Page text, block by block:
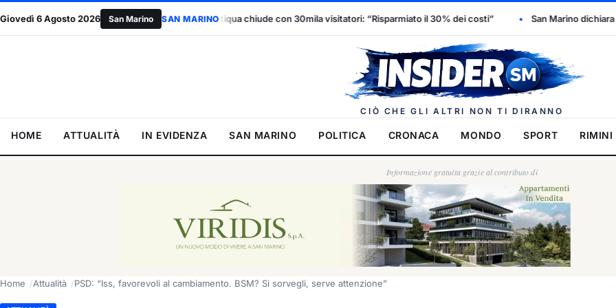
Giovedì 6 Agosto 2026 San Marino SAN MARINO
San Marino Antiqua chiude con 30mila visitatori: “Risparmiato il 30% dei costi” San Marino dichiara l’emergenza idrica: scattano
CIÒ CHE GLI ALTRI NON TI DIRANNO
HOME ATTUALITÀ IN EVIDENZA SAN MARINO POLITICA CRONACA MONDO SPORT RIMINI
Informazione gratuita grazie al contributo di
Home Attualità PSD: “Iss, favorevoli al cambiamento. BSM? Si sorvegli, serve attenzione”